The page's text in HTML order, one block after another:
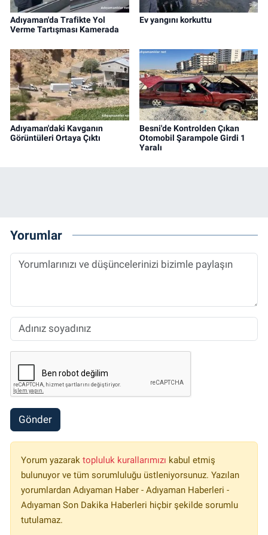
Adıyaman'da Trafikte Yol
Verme Tartışması Kamerada
Ev yangını korkuttu
Adıyaman'daki Kavganın
Görüntüleri Ortaya Çıktı
Besni'de Kontrolden Çıkan
Otomobil Şarampole Girdi 1
Yaralı
Yorumlar
Gönder
Yorum yazarak topluluk kurallarımızı kabul etmiş
bulunuyor ve tüm sorumluluğu üstleniyorsunuz. Yazılan
yorumlardan Adıyaman Haber - Adıyaman Haberleri -
Adıyaman Son Dakika Haberleri hiçbir şekilde sorumlu
tutulamaz.